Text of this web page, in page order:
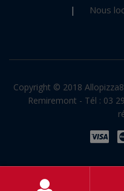
Nous
Copyright © 2018
Remiremont - Tél : 03